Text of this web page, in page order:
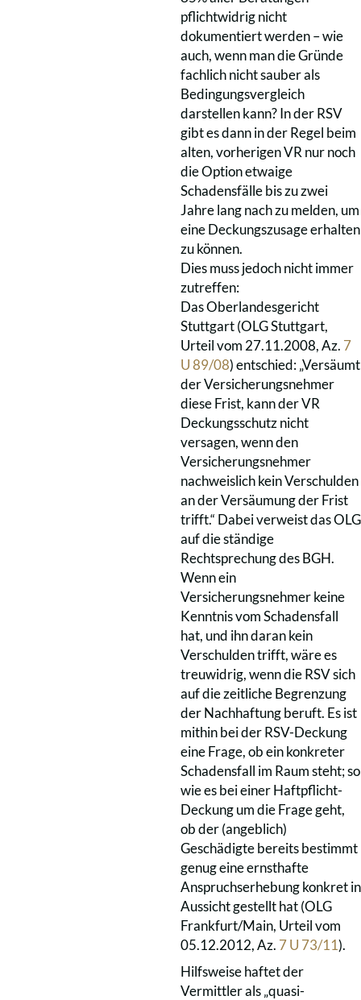
pflichtwidrig nicht
dokumentiert werden – wie
auch, wenn man die Gründe
fachlich nicht sauber als
Bedingungsvergleich
darstellen kann? In der RSV
gibt es dann in der Regel beim
alten, vorherigen VR nur noch
die Option etwaige
Schadensfälle bis zu zwei
Jahre lang nach zu melden, um
eine Deckungszusage erhalten
zu können.
Dies muss jedoch nicht immer
zutreffen:
Das Oberlandesgericht
Stuttgart (OLG Stuttgart,
Urteil vom 27.11.2008, Az. 7
U 89/08) entschied: „Versäumt
der Versicherungsnehmer
diese Frist, kann der VR
Deckungsschutz nicht
versagen, wenn den
Versicherungsnehmer
nachweislich kein Verschulden
an der Versäumung der Frist
trifft.“ Dabei verweist das OLG
auf die ständige
Rechtsprechung des BGH.
Wenn ein
Versicherungsnehmer keine
Kenntnis vom Schadensfall
hat, und ihn daran kein
Verschulden trifft, wäre es
treuwidrig, wenn die RSV sich
auf die zeitliche Begrenzung
der Nachhaftung beruft. Es ist
mithin bei der RSV-Deckung
eine Frage, ob ein konkreter
Schadensfall im Raum steht; so
wie es bei einer Haftpflicht-
Deckung um die Frage geht,
ob der (angeblich)
Geschädigte bereits bestimmt
genug eine ernsthafte
Anspruchserhebung konkret in
Aussicht gestellt hat (OLG
Frankfurt/Main, Urteil vom
05.12.2012, Az. 7 U 73/11).
Hilfsweise haftet der
Vermittler als „quasi-